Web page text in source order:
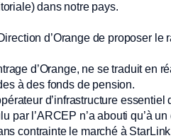
dans notre pays.
d’Orange de proposer le
d’Orange, ne se traduit en
à des fonds de pension.
d’infrastructure essentiel
par l’ARCEP n’a abouti qu’à
contrainte le marché à